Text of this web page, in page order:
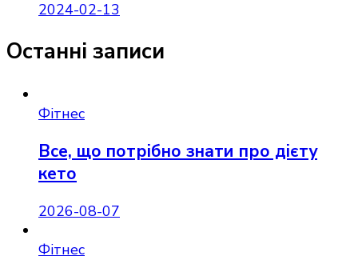
2024-02-13
Останні записи
Фітнес
Все, що потрібно знати про дієту
кето
2026-08-07
Фітнес